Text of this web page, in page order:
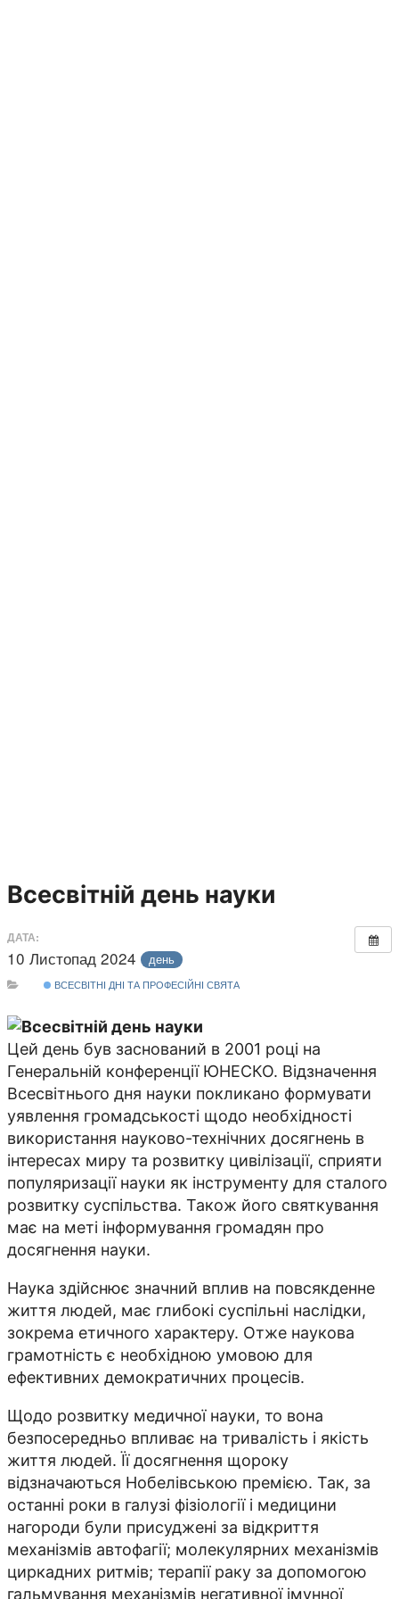
Всесвітній день науки
ДАТА:
10 Листопад 2024 день
ВСЕСВІТНІ ДНІ ТА ПРОФЕСІЙНІ СВЯТА
Цей день був заснований в 2001 році на
Генеральній конференції ЮНЕСКО. Відзначення
Всесвітнього дня науки покликано формувати
уявлення громадськості щодо необхідності
використання науково-технічних досягнень в
інтересах миру та розвитку цивілізації, сприяти
популяризації науки як інструменту для сталого
розвитку суспільства. Також його святкування
має на меті інформування громадян про
досягнення науки.
Наука здійснює значний вплив на повсякденне
життя людей, має глибокі суспільні наслідки,
зокрема етичного характеру. Отже наукова
грамотність є необхідною умовою для
ефективних демократичних процесів.
Щодо розвитку медичної науки, то вона
безпосередньо впливає на тривалість і якість
життя людей. Її досягнення щороку
відзначаються Нобелівською премією. Так, за
останні роки в галузі фізіології і медицини
нагороди були присуджені за відкриття
механізмів автофагії; молекулярних механізмів
циркадних ритмів; терапії раку за допомогою
гальмування механізмів негативної імунної